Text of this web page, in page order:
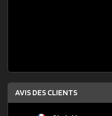
AVIS DES CLIENTS